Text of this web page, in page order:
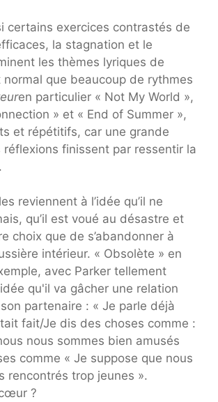
certains exercices contrastés de
la stagnation et le
les thèmes lyriques de
normal que beaucoup de rythmes
en particulier « Not My World »,
» et « End of Summer »,
et répétitifs, car une grande
finissent par ressentir la
reviennent à l’idée qu’il ne
qu’il est voué au désastre et
choix que de s’abandonner à
intérieur. « Obsolète » en
avec Parker tellement
qu'il va gâcher une relation
partenaire : « Je parle déjà
fait/Je dis des choses comme :
nous sommes bien amusés
comme « Je suppose que nous
rencontrés trop jeunes ».
?